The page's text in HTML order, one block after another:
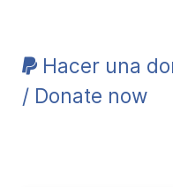
Hacer una
/ Donate now